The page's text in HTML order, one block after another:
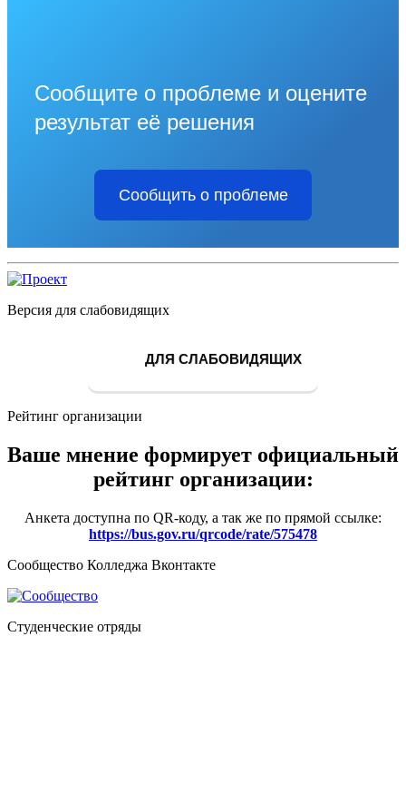
Сообщите о проблеме и оцените
результат её решения
Сообщить о проблеме
Версия для слабовидящих
ДЛЯ СЛАБОВИДЯЩИХ
Рейтинг организации
Ваше мнение формирует официальный
рейтинг организации:
Анкета доступна по QR-коду, а так же по прямой ссылке:
https://bus.gov.ru/qrcode/rate/575478
Сообщество Колледжа Вконтакте
Студенческие отряды